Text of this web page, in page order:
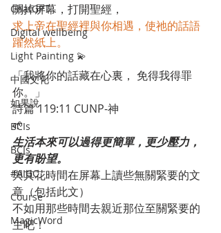
ChatGPT
Digital wellbeing
Light Painting 💫
中國文化
如果說
BCIs
BCIs
#AIGC
Course
MagicWord
關掉屏幕，打開聖經，
求上帝在聖經裡與你相遇，使祂的話語
躍然紙上。
「我將你的話藏在心裏， 免得我得罪
你。」
‭‭詩篇‬ ‭119‬:‭11‬ ‭CUNP-神‬‬
🌱
生活本來可以過得更簡單，更少壓力，
更有盼望。
與其花時間在屏幕上讀些無關緊要的文
章（包括此文）
不如用那些時間去親近那位至關緊要的
主吧！